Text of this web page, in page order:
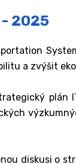
- 2025
a zvýšit
plán
diskusi o